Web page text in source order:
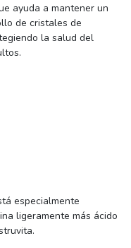
ayuda a mantener un
de cristales de
la salud del
especialmente
ligeramente más ácido